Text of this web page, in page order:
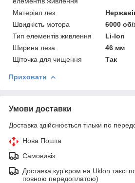
Матеріал лез
Швидкість мотора
6000 об/
Тип елементів живлення
Li-Ion
Ширина леза
46 мм
Щіточка для чищення
Так
Приховати
Умови доставки
Доставка здійснюється тільки по
Нова Пошта
Самовивіз
Доставка кур'єром на Uklon таксі
повною передоплатою)